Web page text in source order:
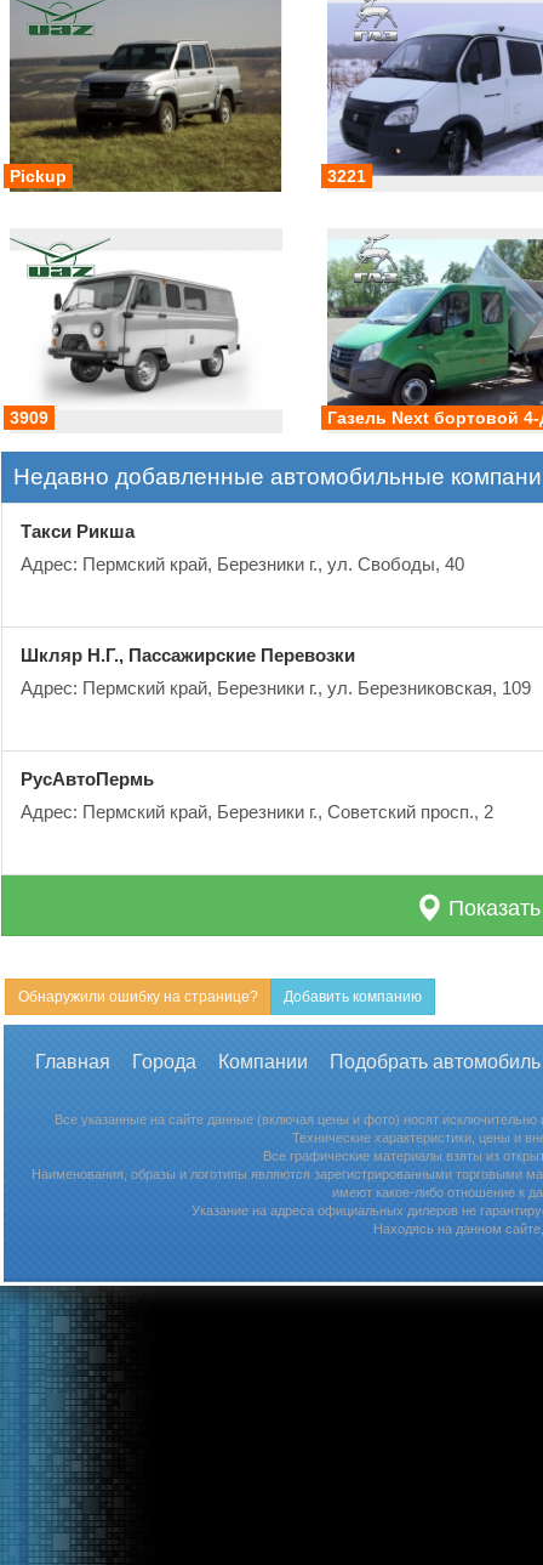
Pickup 3221
3909 Газель Next бортовой
Недавно добавленные автомобильные
Такси Рикша
Адрес: Пермский край, Березники г., ул. Свободы, 40
Шкляр Н.Г., Пассажирские Перевозки
Адрес: Пермский край, Березники г., ул. Березниковская, 109
РусАвтоПермь
Адрес: Пермский край, Березники г., Советский просп., 2
Обнаружили ошибку на странице? Добавить компанию
Главная Города Компании Подобрать
Все указанные на сайте данные (включая цены и фото) носят
Технические характеристики, цены и
Все графические материалы взяты из
Наименования, образы и логотипы являются зарегистрированными торговыми
имеют какое-либо отношение к
Указание на адреса официальных дилеров не
Находясь на данном